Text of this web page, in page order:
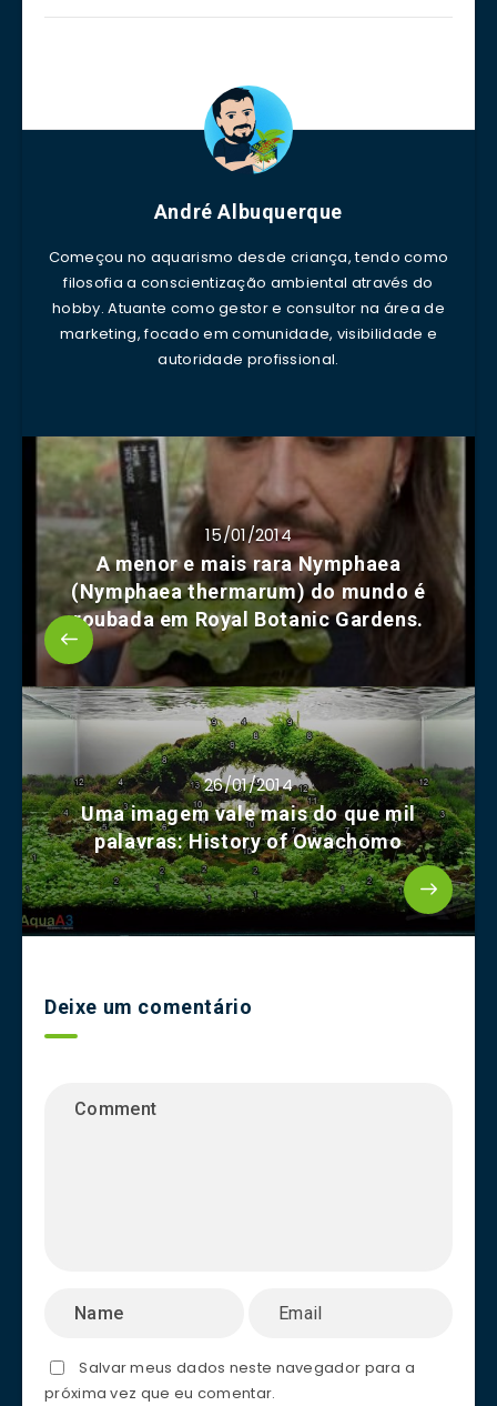
André Albuquerque
Começou no aquarismo desde criança, tendo como
filosofia a conscientização ambiental através do
hobby. Atuante como gestor e consultor na área de
marketing, focado em comunidade, visibilidade e
autoridade profissional.
15/01/2014
A menor e mais rara Nymphaea
(Nymphaea thermarum) do mundo é
roubada em Royal Botanic Gardens.
26/01/2014
Uma imagem vale mais do que mil
palavras: History of Owachomo
Deixe um comentário
Salvar meus dados neste navegador para a
próxima vez que eu comentar.